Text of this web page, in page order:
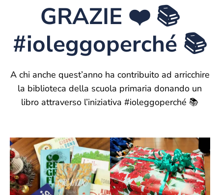
GRAZIE ❤️ 📚
#ioleggoperché 📚
A chi anche quest’anno ha contribuito ad arricchire
la biblioteca della scuola primaria donando un
libro attraverso l’iniziativa #ioleggoperché 📚